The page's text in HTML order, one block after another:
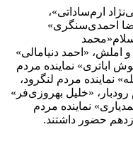
ارم‌ساداتی»،
احمدی‌سنگری»
املش، «احمد دنیامالی»
اباتری» نماینده مردم
نماینده مردم لنگرود،
رودبار، «خلیل بهروزی‌فر»
نماینده مردم
حضور داشتند.